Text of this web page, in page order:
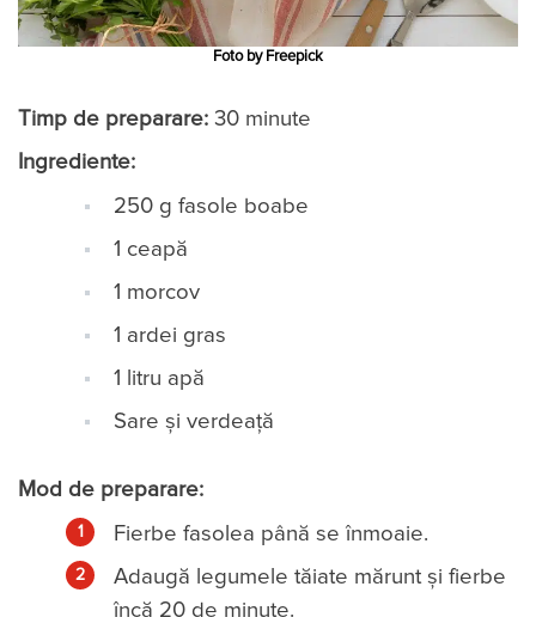
Foto by Freepick
Timp de preparare: 30 minute
Ingrediente:
250 g fasole boabe
1 ceapă
1 morcov
1 ardei gras
1 litru apă
Sare și verdeață
Mod de preparare:
Fierbe fasolea până se înmoaie.
Adaugă legumele tăiate mărunt și fierbe
încă 20 de minute.